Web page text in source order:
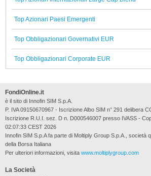
Top Azionari Paesi Emergenti
Top Obbligazionari Governativi EUR
Top Obbligazionari Corporate EUR
La Società
FondiOnline.it
è il sito di Innofin SIM S.p.A.
P. IVA 09150670967 - Iscrizione Albo SIM n° 291 delibera
Iscrizione R.U.I. sez. D n. D000546007 presso IVASS -
02:07:33 CEST 2026
Innofin SIM S.p.A fa parte di Moltiply Group S.p.A., società
della Borsa Italiana
Per ulteriori informazioni, visita www.moltiplygroup.com